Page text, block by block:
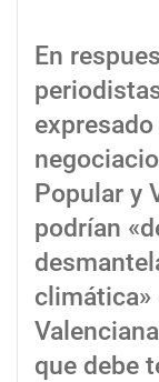
En
Popular y
podrían
climática»
que debe